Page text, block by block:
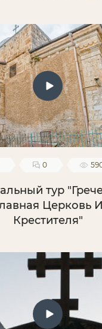
0
тур
Церковь
Крестителя"